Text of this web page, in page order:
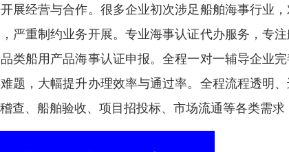
展经营与合作。很多企业初次涉足船舶海事行业
严重制约业务开展。专业海事认证代办服务，专
类船用产品海事认证申报。全程一对一辅导企业
题，大幅提升办理效率与通过率。全程流程透明
查、船舶验收、项目招投标、市场流通等各类需求